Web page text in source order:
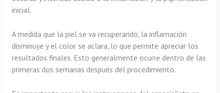
inicial.
A medida que la piel se va recuperando, la inflamación
disminuye y el color se aclara, lo que permite apreciar los
resultados finales. Esto generalmente ocurre dentro de las
primeras dos semanas después del procedimiento.